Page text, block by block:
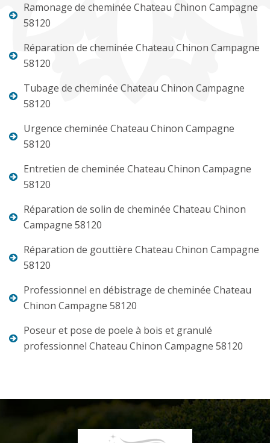
Ramonage de cheminée Chateau Chinon Campagne
58120
Réparation de cheminée Chateau Chinon Campagne
58120
Tubage de cheminée Chateau Chinon Campagne
58120
Urgence cheminée Chateau Chinon Campagne
58120
Entretien de cheminée Chateau Chinon Campagne
58120
Réparation de solin de cheminée Chateau Chinon
Campagne 58120
Réparation de gouttière Chateau Chinon Campagne
58120
Professionnel en débistrage de cheminée Chateau
Chinon Campagne 58120
Poseur et pose de poele à bois et granulé
professionnel Chateau Chinon Campagne 58120